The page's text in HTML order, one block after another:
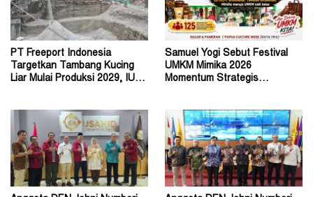
PT Freeport Indonesia
Targetkan Tambang Kucing
Liar Mulai Produksi 2029, IUPK
Samuel Yogi Sebut Festival
UMKM Mimika 2026
Momentum Strategis